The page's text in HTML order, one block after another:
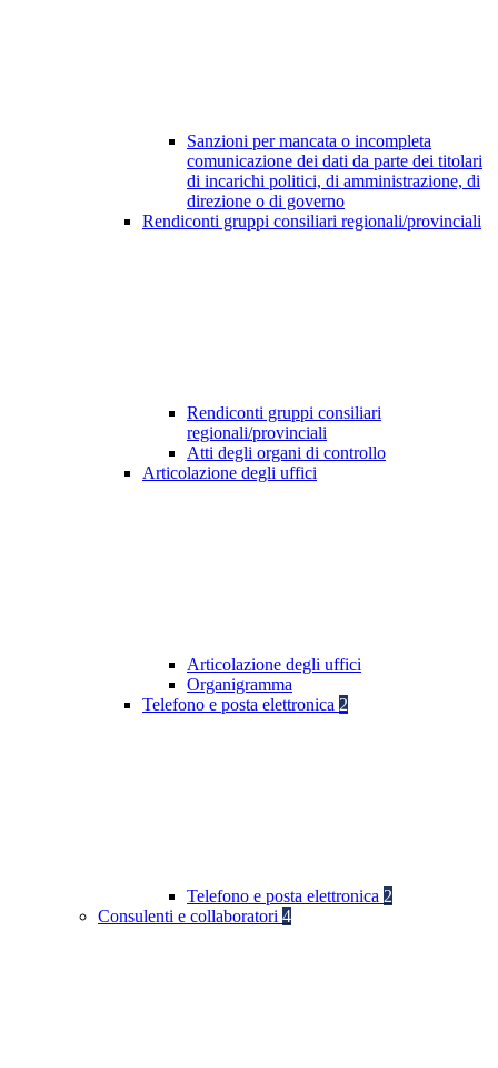
Sanzioni per mancata o incompleta
comunicazione dei dati da parte dei titolari
di incarichi politici, di amministrazione, di
direzione o di governo
Rendiconti gruppi consiliari regionali/provinciali
Rendiconti gruppi consiliari
regionali/provinciali
Atti degli organi di controllo
Articolazione degli uffici
Articolazione degli uffici
Organigramma
Telefono e posta elettronica 2
Telefono e posta elettronica 2
Consulenti e collaboratori 4